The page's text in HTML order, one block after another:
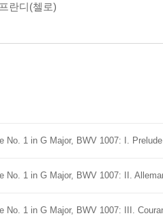
란디(첼로)
No. 1 in G Major, BWV 1007: I.
No. 1 in G Major, BWV 1007: II.
No. 1 in G Major, BWV 1007: III.